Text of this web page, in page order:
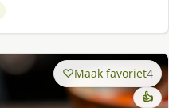
Maak favoriet4
👍